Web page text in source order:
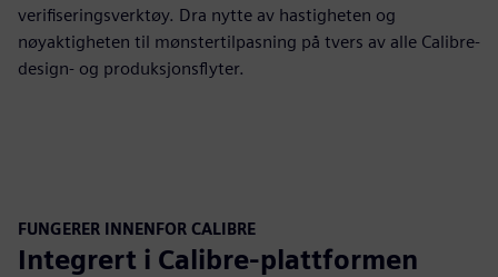
verifiseringsverktøy. Dra nytte av hastigheten og
nøyaktigheten til mønstertilpasning på tvers av alle Calibre-
design- og produksjonsflyter.
FUNGERER INNENFOR CALIBRE
Integrert i Calibre-plattformen